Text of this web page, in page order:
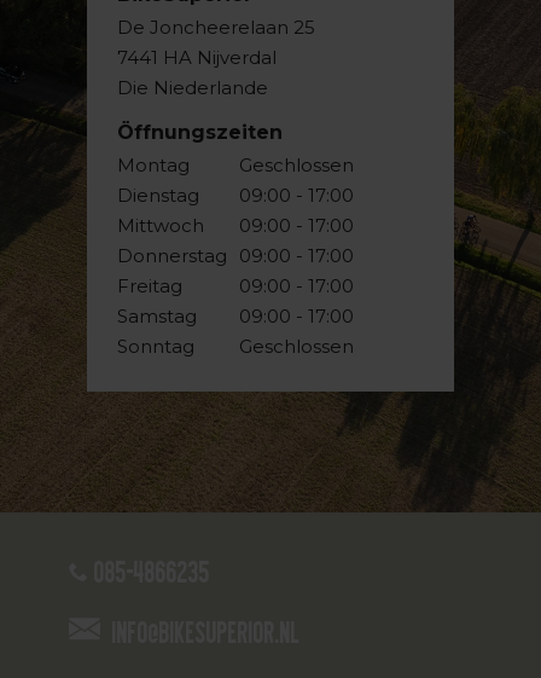
De Joncheerelaan 25
7441 HA Nijverdal
Die Niederlande
Öffnungszeiten
Montag
Dienstag
Mittwoch
Donnerstag
Freitag
Samstag
Sonntag
Geschlossen
09:00 - 17:00
09:00 - 17:00
09:00 - 17:00
09:00 - 17:00
09:00 - 17:00
Geschlossen